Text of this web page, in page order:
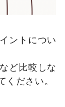
ントについ
ど比較しな
ださい。